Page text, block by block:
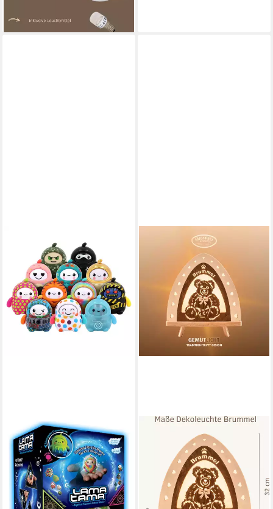
lieferbar - in 3-4 Werktagen bei dir